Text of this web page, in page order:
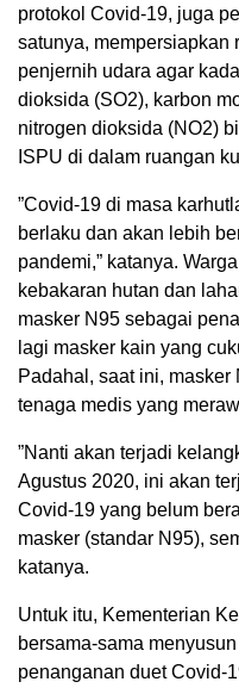
protokol Covid-19, juga
satunya, mempersiapkan
penjernih udara agar
dioksida (SO2), karbon
nitrogen dioksida (NO2)
ISPU di dalam ruangan
”Covid-19 di masa
berlaku dan akan lebih
pandemi,” katanya.
kebakaran hutan dan
masker N95 sebagai
lagi masker kain yang
Padahal, saat ini,
tenaga medis yang
”Nanti akan terjadi
Agustus 2020, ini akan
Covid-19 yang belum
masker (standar N95),
katanya.
Untuk itu, Kementerian
bersama-sama
penanganan duet Covid-